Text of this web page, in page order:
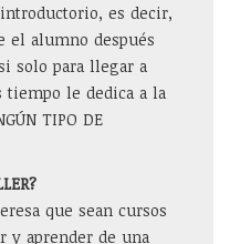
es decir,
el alumno después
solo para llegar a
tiempo le dedica a la
TIPO DE
que sean cursos
y aprender de una